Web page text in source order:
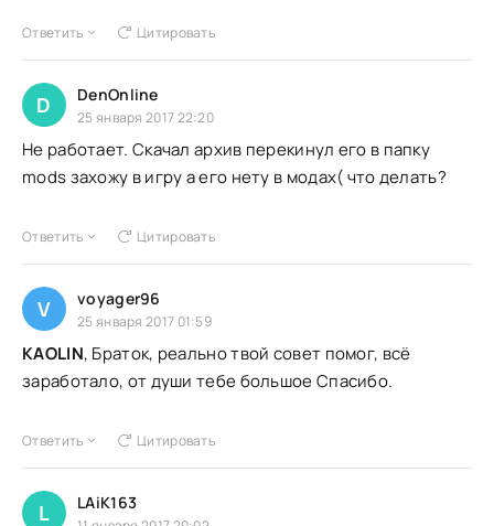
Ответить Цитировать
D DenOnline
25 января 2017 22:20
Не работает. Скачал архив перекинул его в папку
mods захожу в игру а его нету в модах( что делать?
Ответить Цитировать
V voyager96
25 января 2017 01:59
KAOLIN, Браток, реально твой совет помог, всё
заработало, от души тебе большое Спасибо.
Ответить Цитировать
L LAiK163